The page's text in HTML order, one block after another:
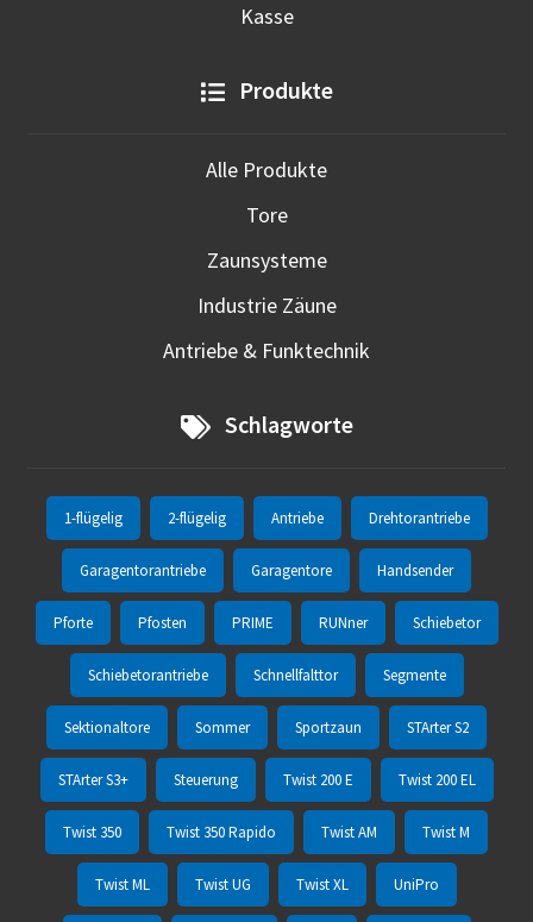
Kasse
Produkte
Alle Produkte
Tore
Zaunsysteme
Industrie Zäune
Antriebe & Funktechnik
Schlagworte
1-flügelig 2-flügelig Antriebe Drehtorantriebe
Garagentorantriebe Garagentore Handsender
Pforte Pfosten PRIME RUNner Schiebetor
Schiebetorantriebe Schnellfalttor Segmente
Sektionaltore Sommer Sportzaun STArter S2
STArter S3+ Steuerung Twist 200 E Twist 200 EL
Twist 350 Twist 350 Rapido Twist AM Twist M
Twist ML Twist UG Twist XL UniPro